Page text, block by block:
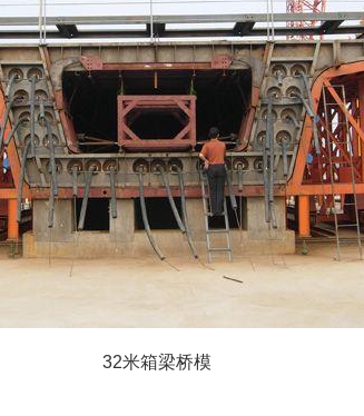
32米箱梁桥模